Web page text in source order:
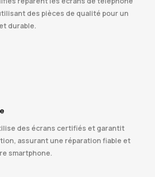
des pièces de qualité pour un
durable.
des écrans certifiés et garantit
assurant une réparation fiable et
smartphone.